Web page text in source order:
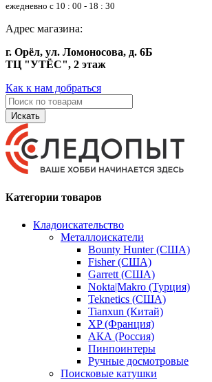
ежедневно с 10 : 00 - 18 : 30
Адрес магазина:
г. Орёл, ул. Ломоносова, д. 6Б
ТЦ "УТЁС", 2 этаж
Как к нам добраться
Искать
Категории товаров
Кладоискательство
Металлоискатели
Bounty Hunter (США)
Fisher (США)
Garrett (США)
Nokta|Makro (Турция)
Teknetics (США)
Tianxun (Китай)
XP (Франция)
АКА (Россия)
Пинпоинтеры
Ручные досмотровые
Поисковые катушки